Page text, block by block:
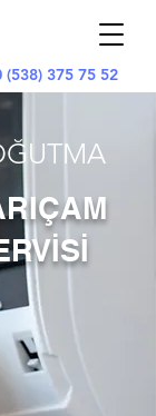
(538) 375 75 52